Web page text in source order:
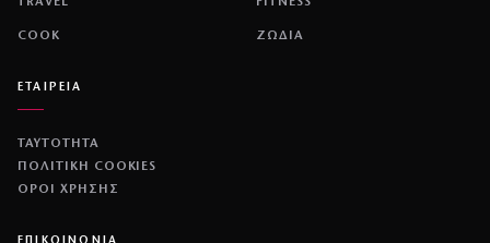
TRAVEL FITNESS
COOK ΖΩΔΙΑ
ΕΤΑΙΡΕΙΑ
ΤΑΥΤΟΤΗΤΑ
ΠΟΛΙΤΙΚΉ COOKIES
ΌΡΟΙ ΧΡΉΣΗΣ